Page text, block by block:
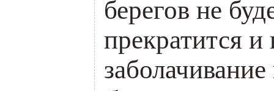
берегов не
прекратится и